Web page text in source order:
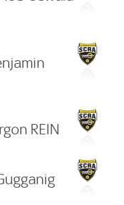
REIN